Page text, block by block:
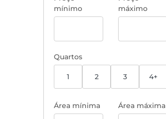
mínimo
máximo
Quartos
1 2 3 4+
Área mínima Área máxima